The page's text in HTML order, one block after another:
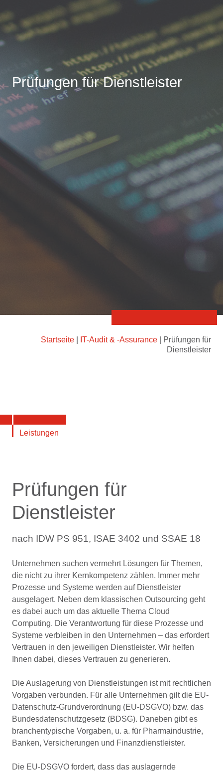
Prüfungen für Dienstleister
Startseite IT-Audit & -Assurance
Prüfungen für
Dienstleister
Leistungen
Prüfungen für
Dienstleister
nach IDW PS 951, ISAE 3402 und SSAE 18
Unternehmen suchen vermehrt Lösungen für Themen,
die nicht zu ihrer Kernkompetenz zählen. Immer mehr
Prozesse und Systeme werden auf Dienstleister
ausgelagert. Neben dem klassischen Outsourcing geht
es dabei auch um das aktuelle Thema Cloud
Computing. Die Verantwortung für diese Prozesse und
Systeme verbleiben in den Unternehmen – das erfordert
Vertrauen in den jeweiligen Dienstleister. Wir helfen
Ihnen dabei, dieses Vertrauen zu generieren.
Die Auslagerung von Dienstleistungen ist mit rechtlichen
Vorgaben verbunden. Für alle Unternehmen gilt die EU-
Datenschutz-Grundverordnung (EU-DSGVO) bzw. das
Bundesdatenschutzgesetz (BDSG). Daneben gibt es
branchentypische Vorgaben, u. a. für Pharmaindustrie,
Banken, Versicherungen und Finanzdienstleister.
Die EU-DSGVO fordert, dass das auslagernde